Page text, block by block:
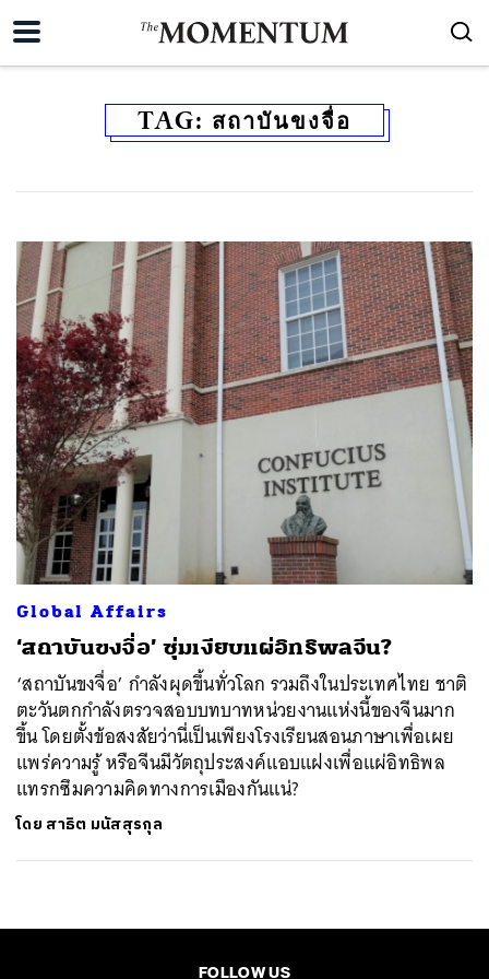
TAG: สถาบันขงจื่อ
Global Affairs
‘สถาบันขงจื่อ’ ซุ่มเงียบแผ่อิทธิพลจีน?
‘สถาบันขงจื่อ’ กำลังผุดขึ้นทั่วโลก รวมถึงในประเทศไทย ชาติ
ตะวันตกกำลังตรวจสอบบทบาทหน่วยงานแห่งนี้ของจีนมาก
ขึ้น โดยตั้งข้อสงสัยว่านี่เป็นเพียงโรงเรียนสอนภาษาเพื่อเผย
แพร่ความรู้ หรือจีนมีวัตถุประสงค์แอบแฝงเพื่อแผ่อิทธิพล
แทรกซึมความคิดทางการเมืองกันแน่?
โดย สาธิต มนัสสุรกุล
FOLLOW US
ค้นหา
SHARE TWEET LINE EMAIL